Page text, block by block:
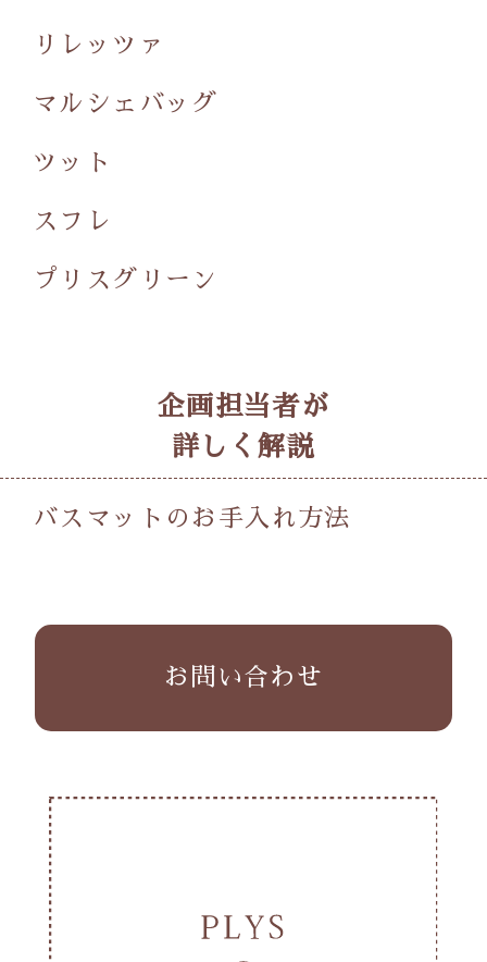
リレッツァ
マルシェバッグ
ツット
スフレ
プリスグリーン
企画担当者が
詳しく解説
バスマットの お手入れ方法
お問い合わせ